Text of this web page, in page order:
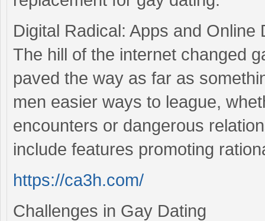
Digital Radical: Apps and Online
The hill of the internet changed
paved the way as far as
men easier ways to league,
encounters or dangerous
include features promoting
https://ca3h.com/
Challenges in Gay Dating